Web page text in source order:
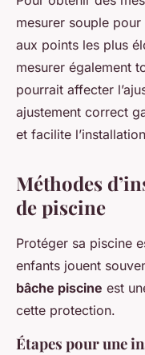
mesurer souple
aux points les plus
mesurer également
pourrait affecter
ajustement correct
et facilite
Méthodes
de piscine
Protéger sa piscine
enfants jouent
bâche piscine est
cette protection.
Étapes pour une